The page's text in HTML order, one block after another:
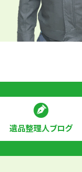
遺品整理人ブログ